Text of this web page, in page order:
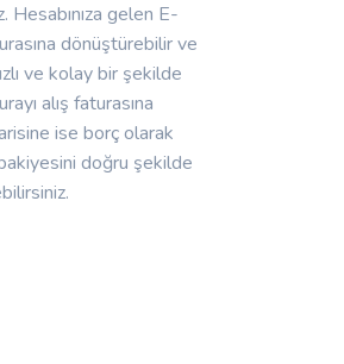
Hesabınıza gelen E-
dönüştürebilir ve
ve kolay bir şekilde
alış faturasına
ise borç olarak
doğru şekilde